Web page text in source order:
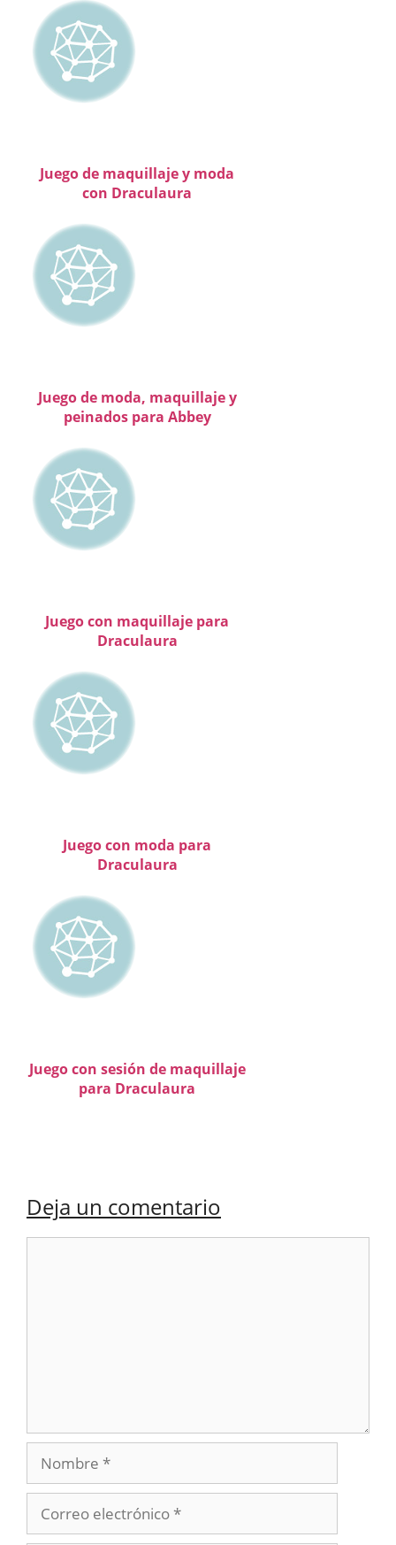
Juego de maquillaje y moda
con Draculaura
Juego de moda, maquillaje y
peinados para Abbey
Juego con maquillaje para
Draculaura
Juego con moda para
Draculaura
Juego con sesión de maquillaje
para Draculaura
Deja un comentario
Nombre
electrónico